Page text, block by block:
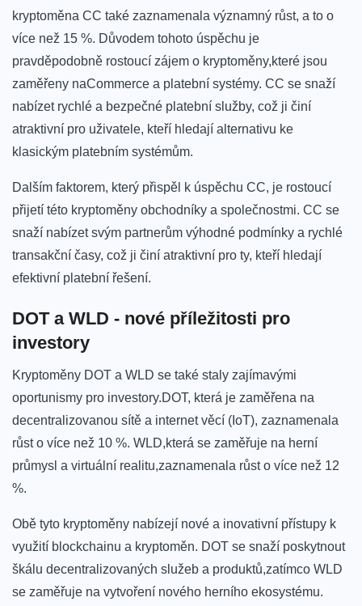
kryptoměna ​CC také⁢ zaznamenala významný růst, ‌a to o
více než 15 ⁤%. Důvodem tohoto úspěchu je⁤
pravděpodobně rostoucí zájem o kryptoměny,které jsou
zaměřeny naCommerce a platební systémy. CC se snaží
nabízet rychlé‍ a⁣ bezpečné platební služby, což​ ji činí
atraktivní pro uživatele, kteří hledají alternativu ke
klasickým platebním systémům.
Dalším faktorem, ⁣který přispěl k úspěchu CC, je⁢ rostoucí
přijetí ​této kryptoměny obchodníky a společnostmi. CC se
snaží nabízet‌ svým partnerům výhodné podmínky a rychlé
transakční časy, což ji činí atraktivní pro ⁣ty, kteří hledají⁤
efektivní platební řešení.
DOT a ⁢WLD ⁤- nové​ příležitosti pro
investory
Kryptoměny DOT a WLD se také staly zajímavými
oportunismy ​pro investory.DOT, která je zaměřena na
decentralizovanou sítě a internet⁢ věcí (IoT),⁢ zaznamenala
růst o více než 10 %. ​WLD,která‌ se⁣ zaměřuje na herní
průmysl⁣ a‌ virtuální ‍realitu,zaznamenala růst o více než 12‌
%.
Obě⁢ tyto kryptoměny ​nabízejí ‌nové a inovativní přístupy k
využití blockchainu a kryptoměn. DOT se snaží poskytnout
škálu decentralizovaných‍ služeb ⁤a produktů,zatímco WLD
‍se zaměřuje na vytvoření nového herního ekosystému.